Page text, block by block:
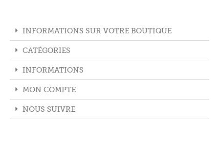
INFORMATIONS SUR VOTRE BOUTIQUE
CATÉGORIES
INFORMATIONS
MON COMPTE
NOUS SUIVRE